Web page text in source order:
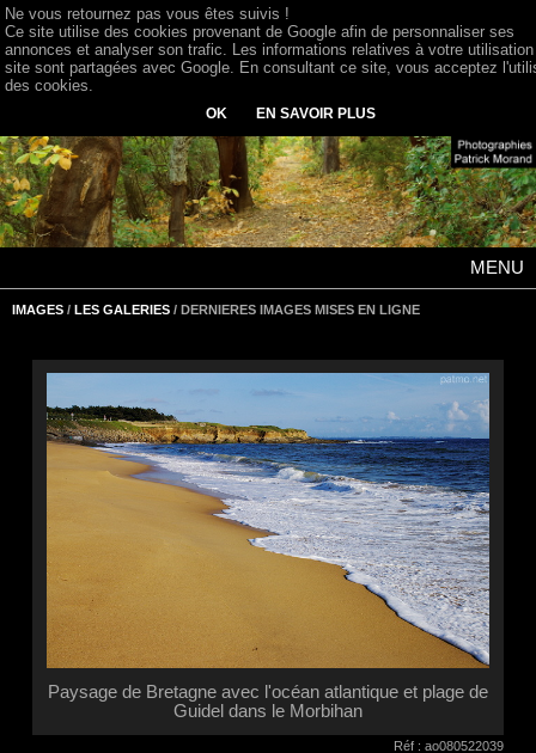
MENU
IMAGES / LES GALERIES / DERNIERES IMAGES MISES EN LIGNE
Paysage de Bretagne avec l'océan atlantique et plage de
Guidel dans le Morbihan
Réf : ao080522039
Ne vous retournez pas vous êtes suivis !
Ce site utilise des cookies provenant de Google afin de personnaliser ses
annonces et analyser son trafic. Les informations relatives à votre
site sont partagées avec Google. En consultant ce site, vous acceptez
des cookies.
OK EN SAVOIR PLUS